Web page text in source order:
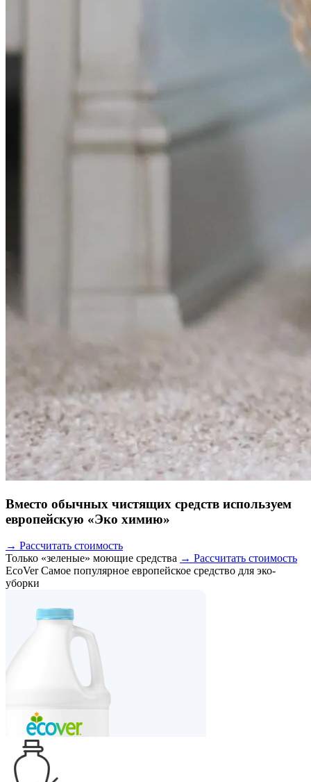
Вместо обычных чистящих средств используем
европейскую «Эко химию»
→ Рассчитать стоимость
Только «зеленые» моющие средства → Рассчитать стоимость
EcoVer Самое популярное европейское средство для эко-
уборки